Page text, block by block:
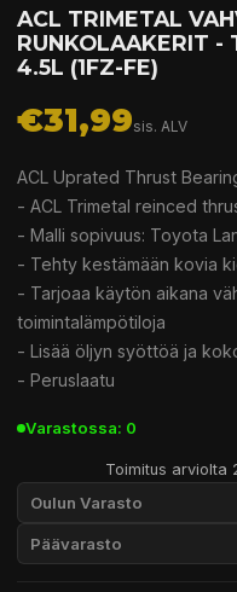
ACL TRIMETAL
RUNKOLAAKERIT -
4.5L (1FZ-FE)
€31,99sis. ALV
ACL Uprated Thrust
- ACL Trimetal reinced
- Malli sopivuus: Toyota
- Tehty kestämään kovia
- Tarjoaa käytön aikana
toimintalämpötiloja
- Lisää öljyn syöttöä ja
- Peruslaatu
Varastossa: 0
Toimitus arviolta
Oulun Varasto
Päävarasto